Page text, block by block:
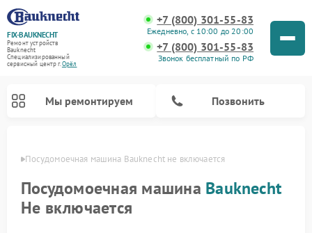
FIX-BAUKNECHT
Ремонт устройств
Bauknecht
Специализированный
cервисный центр г.Орёл
+7 (800) 301-55-83
Ежедневно, с 10:00 до 20:00
+7 (800) 301-55-83
Звонок бесплатный по РФ
Мы ремонтируем Позвонить
Посудомоечная машина Bauknecht не включается
Посудомоечная машина Bauknecht
Не включается